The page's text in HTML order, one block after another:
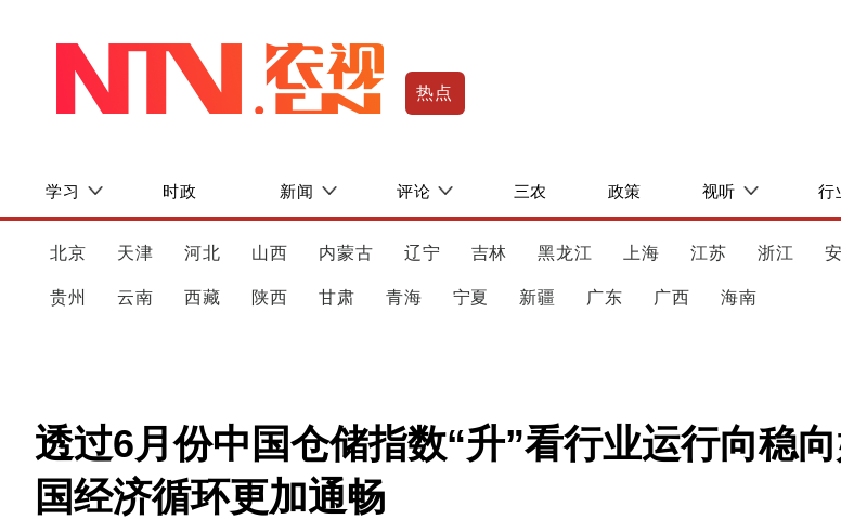
热点
学习 时政 新闻 评论 三农 政策 视听 行
北京 天津 河北 山西 内蒙古 辽宁 吉林 黑龙江 上海 江苏 浙江
贵州 云南 西藏 陕西 甘肃 青海 宁夏 新疆 广东 广西 海南
透过6月份中国仓储指数“升”看行业运行向稳
国经济循环更加通畅